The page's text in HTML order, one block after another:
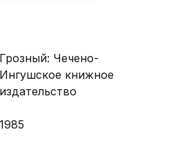
Грозный: Чечено-
Ингушское книжное
издательство
1985